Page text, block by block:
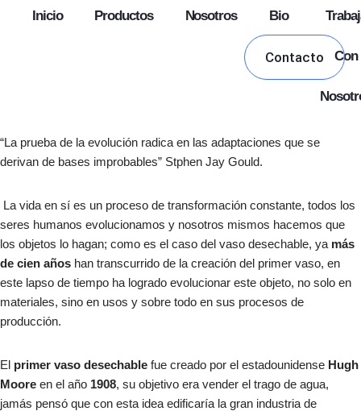
Inicio Productos Nosotros Bio
Con
Contacto
“La prueba de la evolución radica en las adaptaciones que se
derivan de bases improbables” Stphen Jay Gould.
La vida en sí es un proceso de transformación constante, todos los
seres humanos evolucionamos y nosotros mismos hacemos que
los objetos lo hagan; como es el caso del vaso desechable, ya más
de cien años han transcurrido de la creación del primer vaso, en
este lapso de tiempo ha logrado evolucionar este objeto, no solo en
materiales, sino en usos y sobre todo en sus procesos de
producción.
El primer vaso desechable fue creado por el estadounidense Hugh
Moore en el año 1908, su objetivo era vender el trago de agua,
jamás pensó que con esta idea edificaría la gran industria de